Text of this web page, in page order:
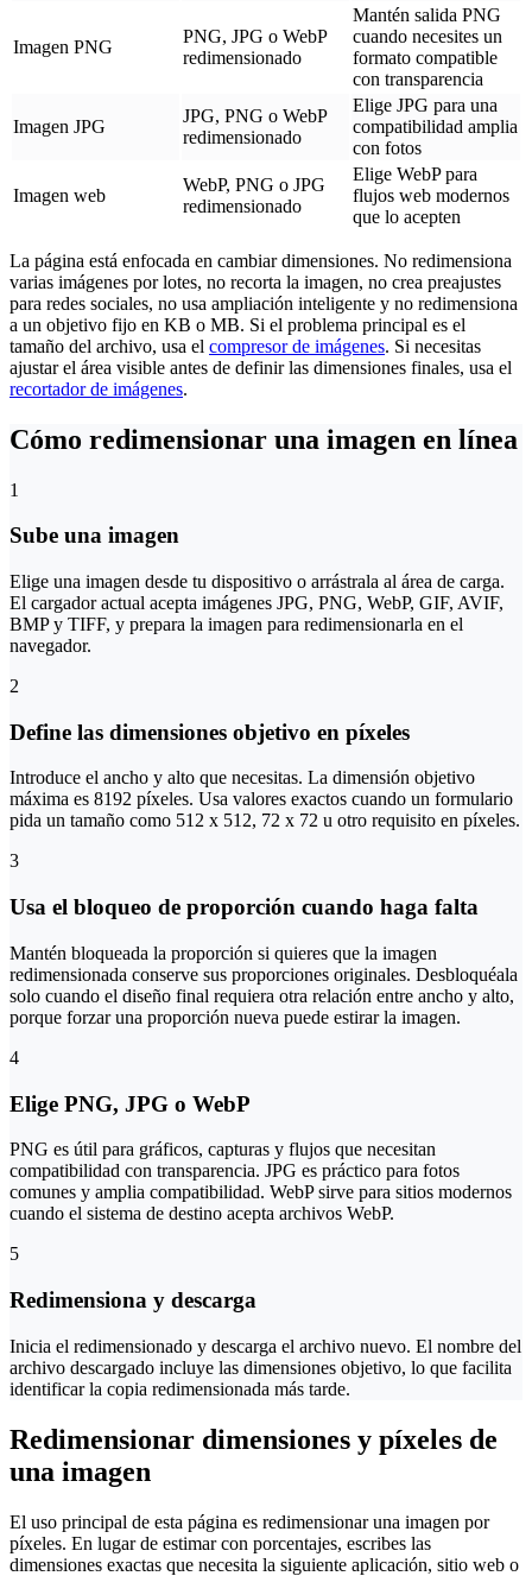
Imagen PNG
PNG, JPG o WebP
redimensionado
Mantén salida PNG
cuando necesites un
formato compatible
con transparencia
Imagen JPG
JPG, PNG o WebP
redimensionado
Elige JPG para una
compatibilidad amplia
con fotos
Imagen web
WebP, PNG o JPG
redimensionado
Elige WebP para
flujos web modernos
que lo acepten
La página está enfocada en cambiar dimensiones. No redimensiona
varias imágenes por lotes, no recorta la imagen, no crea preajustes
para redes sociales, no usa ampliación inteligente y no redimensiona
a un objetivo fijo en KB o MB. Si el problema principal es el
tamaño del archivo, usa el compresor de imágenes. Si necesitas
ajustar el área visible antes de definir las dimensiones finales, usa el
recortador de imágenes.
Cómo redimensionar una imagen en línea
1
Sube una imagen
Elige una imagen desde tu dispositivo o arrástrala al área de carga.
El cargador actual acepta imágenes JPG, PNG, WebP, GIF, AVIF,
BMP y TIFF, y prepara la imagen para redimensionarla en el
navegador.
2
Define las dimensiones objetivo en píxeles
Introduce el ancho y alto que necesitas. La dimensión objetivo
máxima es 8192 píxeles. Usa valores exactos cuando un formulario
pida un tamaño como 512 x 512, 72 x 72 u otro requisito en píxeles.
3
Usa el bloqueo de proporción cuando haga falta
Mantén bloqueada la proporción si quieres que la imagen
redimensionada conserve sus proporciones originales. Desbloquéala
solo cuando el diseño final requiera otra relación entre ancho y alto,
porque forzar una proporción nueva puede estirar la imagen.
4
Elige PNG, JPG o WebP
PNG es útil para gráficos, capturas y flujos que necesitan
compatibilidad con transparencia. JPG es práctico para fotos
comunes y amplia compatibilidad. WebP sirve para sitios modernos
cuando el sistema de destino acepta archivos WebP.
5
Redimensiona y descarga
Inicia el redimensionado y descarga el archivo nuevo. El nombre del
archivo descargado incluye las dimensiones objetivo, lo que facilita
identificar la copia redimensionada más tarde.
Redimensionar dimensiones y píxeles de
una imagen
El uso principal de esta página es redimensionar una imagen por
píxeles. En lugar de estimar con porcentajes, escribes las
dimensiones exactas que necesita la siguiente aplicación, sitio web o